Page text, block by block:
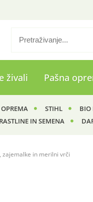
živali Pašna
STIHL BIO
RASTLINE IN SEMENA
zajemalke in merilni vrči